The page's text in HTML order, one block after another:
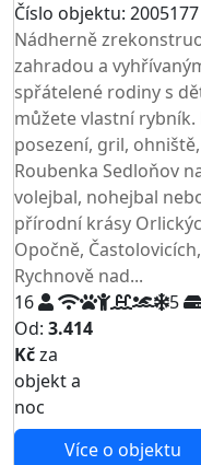
Číslo objektu: 2005177
Nádherně
zahradou a
spřátelené rodiny s
můžete vlastní
posezení, gril,
Roubenka Sedloňov
volejbal, nohejbal
přírodní krásy
Opočně,
Rychnově nad...
16
5
Od: 3.414
Kčza
objekt a
noc
Více o objektu